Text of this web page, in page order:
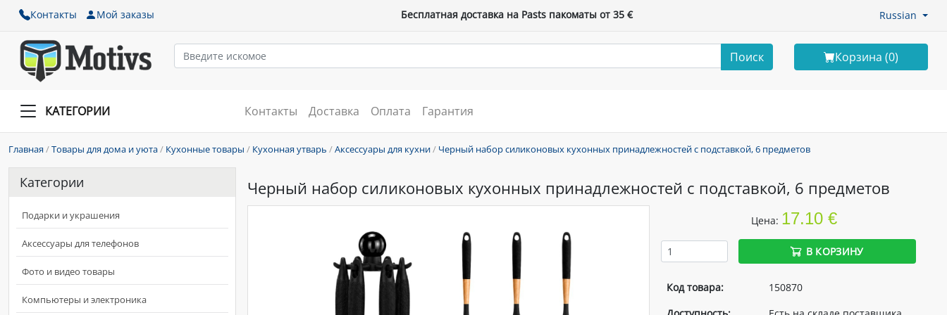
Контакты Мой заказы Бесплатная доставка на Pasts пакоматы от 35 € Russian
Поиск Корзина (0)
КАТЕГОРИИ Контакты Доставка Оплата Гарантия
Главная/Товары для дома и уюта/ Кухонные товары / Кухонная утварь /Аксессуары для кухни/ Черный набор силиконовых кухонных принадлежностей с подставкой, 6 предметов
Категории
Подарки и украшения
Аксессуары для телефонов
Фото и видео товары
Компьютеры и электроника
Черный набор силиконовых кухонных принадлежностей с подставкой, 6 предметов
Цена: 17.10 €
В КОРЗИНУ
Код товара:
150870